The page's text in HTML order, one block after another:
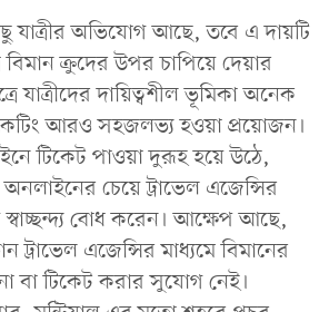
যাত্রীর অভিযোগ আছে, তবে এ দায়টি
ক্রুদের উপর চাপিয়ে দেয়ার
যাত্রীদের দায়িত্বশীল ভূমিকা অনেক
আরও সহজলভ্য হওয়া প্রয়োজন।
টিকেট পাওয়া দুরূহ হয়ে উঠে,
চেয়ে ট্রাভেল এজেন্সির
স্বাচ্ছন্দ্য বোধ করেন। আক্ষেপ আছে,
ট্রাভেল এজেন্সির মাধ্যমে বিমানের
বা টিকেট করার সুযোগ নেই।